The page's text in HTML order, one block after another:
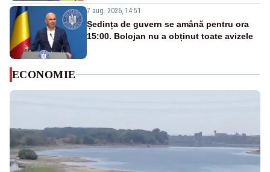
7 aug. 2026, 14:51
Ședința de guvern se amână pentru ora
15:00. Bolojan nu a obținut toate avizele
ECONOMIE